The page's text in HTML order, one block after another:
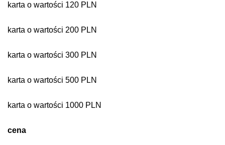
karta o wartości 120 PLN
karta o wartości 200 PLN
karta o wartości 300 PLN
karta o wartości 500 PLN
karta o wartości 1000 PLN
cena